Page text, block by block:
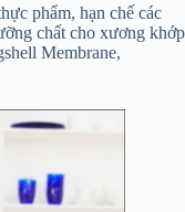
phẩm, hạn chế các
chất cho xương khớp
Membrane,